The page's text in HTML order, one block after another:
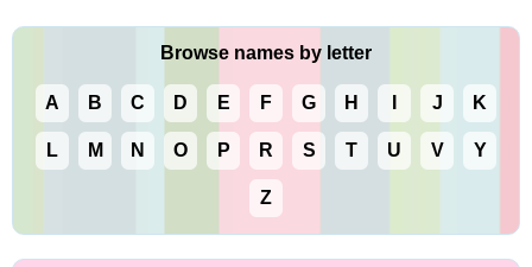
Browse names by letter
A B C D E F G H J K
L M N O P R S T U V Y
Z